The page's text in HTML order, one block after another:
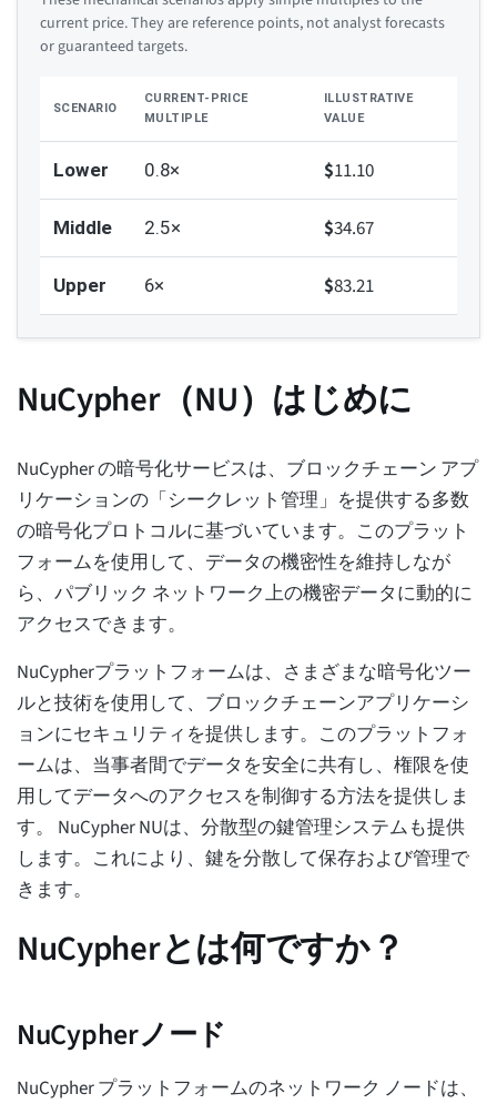
current price. They are reference points, not analyst forecasts
or guaranteed targets.
SCENARIO
CURRENT-PRICE
MULTIPLE
ILLUSTRATIVE
VALUE
Lower 0.8× $11.10
Middle 2.5× $34.67
Upper 6× $83.21
NuCypher（NU）はじめに
NuCypher の暗号化サービスは、ブロックチェーン アプ
リケーションの「シークレット管理」を提供する多数
の暗号化プロトコルに基づいています。このプラット
フォームを使用して、データの機密性を維持しなが
ら、パブリック ネットワーク上の機密データに動的に
アクセスできます。
NuCypherプラットフォームは、さまざまな暗号化ツー
ルと技術を使用して、ブロックチェーンアプリケーシ
ョンにセキュリティを提供します。このプラットフォ
ームは、当事者間でデータを安全に共有し、権限を使
用してデータへのアクセスを制御する方法を提供しま
す。 NuCypher NUは、分散型の鍵管理システムも提供
します。これにより、鍵を分散して保存および管理で
きます。
NuCypherとは何ですか？
NuCypherノード
NuCypher プラットフォームのネットワーク ノードは、